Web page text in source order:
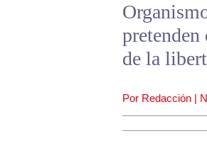
de la
Por Redacción |